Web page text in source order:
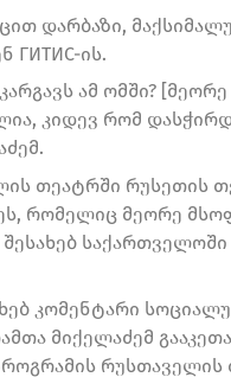
დარბაზი,
ГИТИС-ის.
ამ ომში?
კიდევ რომ
თეატრში
რომელიც მეორე
კომენტარი
მიქელაძემ
რუსთაველის